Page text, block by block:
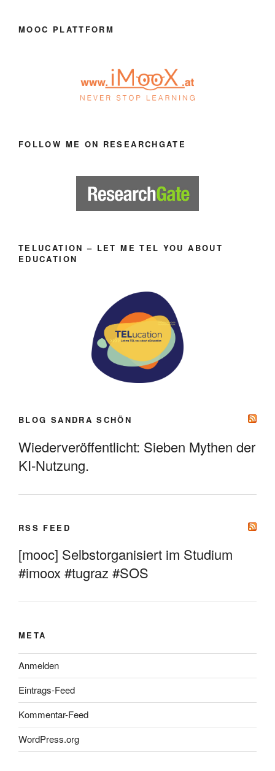
MOOC PLATTFORM
FOLLOW ME ON RESEARCHGATE
TELUCATION – LET ME TEL YOU ABOUT
EDUCATION
BLOG SANDRA SCHÖN
Wiederveröffentlicht: Sieben Mythen der
KI-Nutzung.
RSS FEED
[mooc] Selbstorganisiert im Studium
#imoox #tugraz #SOS
META
Anmelden
Eintrags-Feed
Kommentar-Feed
WordPress.org